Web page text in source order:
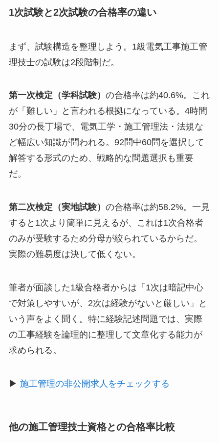
1次試験と2次試験の合格率の違い
まず、試験構造を整理しよう。1級電気工事施工管
理技士の試験は2段階制だ。
第一次検定（学科試験） の合格率は約40.6%。これ
が「難しい」と言われる根拠になっている。4時間
30分の長丁場で、電気工学・施工管理法・法規な
ど幅広い知識が問われる。92問中60問を選択して
解答する形式のため、戦略的な問題選択も重要
だ。
第二次検定（実地試験） の合格率は約58.2%。一見
すると1次より簡単に見えるが、これは1次合格者
のみが受験するため分母が絞られているからだ。
実際の難易度は決して低くない。
筆者が面談した1級合格者からは「1次は暗記中心
で対策しやすいが、2次は経験がないと厳しい」と
いう声をよく聞く。特に経験記述問題では、実際
の工事経験を論理的に整理して文章化する能力が
求められる。
▶ 施工管理の非公開求人をチェックする
他の施工管理技士資格との合格率比較